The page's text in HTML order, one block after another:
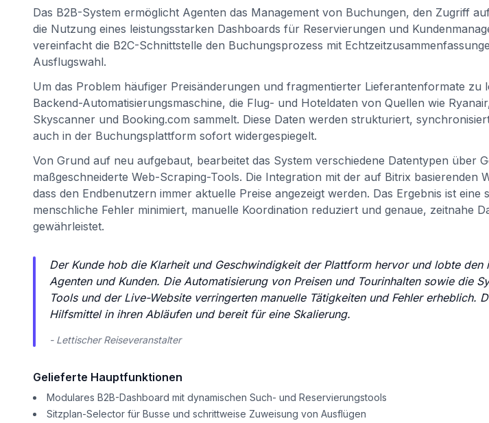
Das B2B-System ermöglicht Agenten das Management von Buchungen, den Zugriff
die Nutzung eines leistungsstarken Dashboards für Reservierungen und
vereinfacht die B2C-Schnittstelle den Buchungsprozess mit
Ausflugswahl.
Um das Problem häufiger Preisänderungen und fragmentierter Lieferantenformate zu
Backend-Automatisierungsmaschine, die Flug- und Hoteldaten von Quellen wie
Skyscanner und Booking.com sammelt. Diese Daten werden strukturiert,
auch in der Buchungsplattform sofort widergespiegelt.
Von Grund auf neu aufgebaut, bearbeitet das System verschiedene Datentypen über
maßgeschneiderte Web-Scraping-Tools. Die Integration mit der auf Bitrix basierenden
dass den Endbenutzern immer aktuelle Preise angezeigt werden. Das Ergebnis ist eine
menschliche Fehler minimiert, manuelle Koordination reduziert und genaue, zeitnahe
gewährleistet.
Der Kunde hob die Klarheit und Geschwindigkeit der Plattform hervor und lobte den
Agenten und Kunden. Die Automatisierung von Preisen und Tourinhalten sowie die
Tools und der Live-Website verringerten manuelle Tätigkeiten und Fehler erheblich.
Hilfsmittel in ihren Abläufen und bereit für eine Skalierung.
- Lettischer Reiseveranstalter
Gelieferte Hauptfunktionen
Modulares B2B-Dashboard mit dynamischen Such- und Reservierungstools
Sitzplan-Selector für Busse und schrittweise Zuweisung von Ausflügen